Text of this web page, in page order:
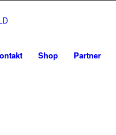
Shop Partner